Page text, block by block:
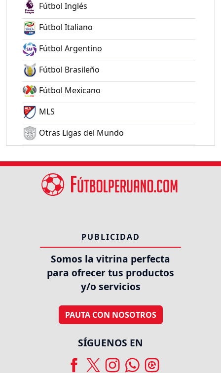
Fútbol Inglés
Fútbol Italiano
Fútbol Argentino
Fútbol Brasileño
Fútbol Mexicano
MLS
Otras Ligas del Mundo
PUBLICIDAD
Somos la vitrina perfecta
para ofrecer tus productos
y/o servicios
PAUTA CON NOSOTROS
SÍGUENOS EN